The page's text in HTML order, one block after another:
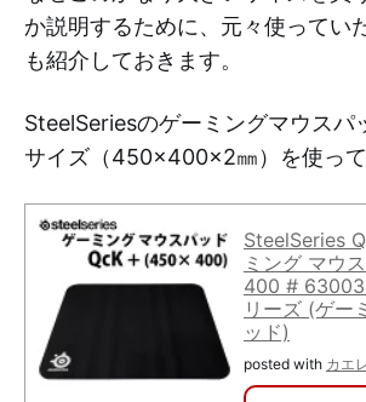
か説明するために、元々使ってい
も紹介しておきます。
SteelSeriesのゲーミングマウスパ
サイズ（450×400×2㎜）を使って
SteelSeries
ミング マウ
400 # 63003
リーズ (ゲー
ッド)
posted with カエ